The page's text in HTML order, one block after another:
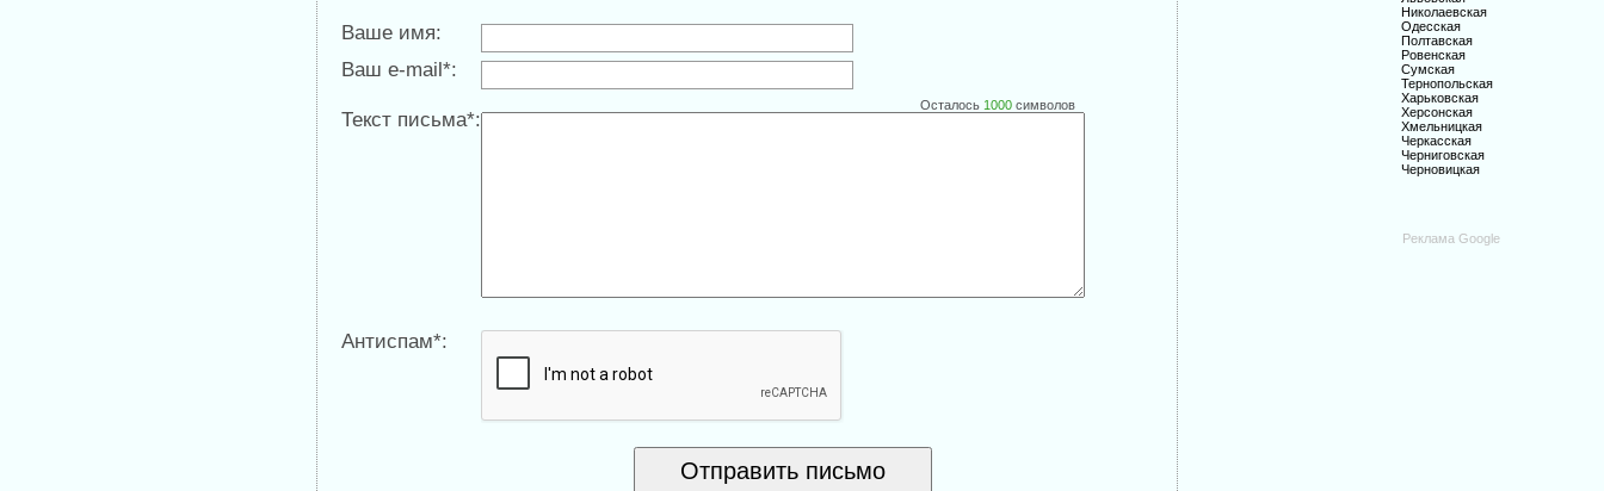
Ваше имя:
Ваш e-mail*:
Текст письма*:
Осталось 1000 символов
Антиспам*:
Николаевская
Одесская
Полтавская
Ровенская
Сумская
Тернопольская
Харьковская
Херсонская
Хмельницкая
Черкасская
Черниговская
Черновицкая
Реклама Google